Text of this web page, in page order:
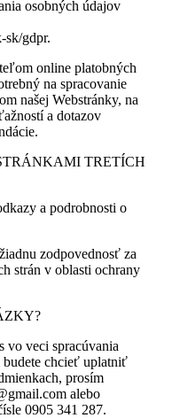
osobných údajov
sk/gdpr.
online platobných
na spracovanie
našej Webstránky, na
a dotazov
TRETÍCH
a podrobnosti o
zodpovednosť za
strán v oblasti ochrany
vo veci spracúvania
budete chcieť uplatniť
prosím
alebo
0905 341 287.